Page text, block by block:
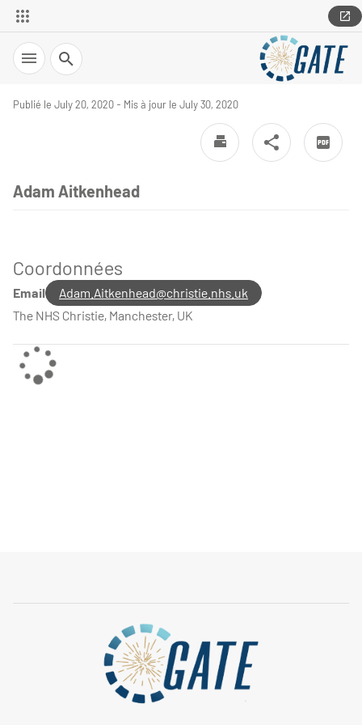
Search
Publié le July 20, 2020 - Mis à jour le July 30, 2020
Adam Aitkenhead
Coordonnées
Email
Adam.Aitkenhead@christie.nhs.uk
The NHS Christie, Manchester, UK